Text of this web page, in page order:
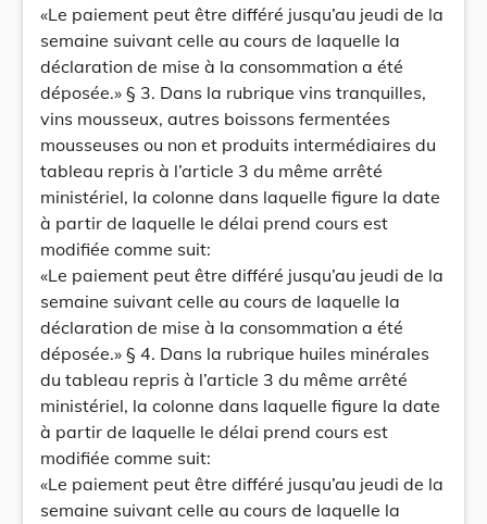
«Le paiement peut être différé jusqu’au jeudi de la
semaine suivant celle au cours de laquelle la
déclaration de mise à la consommation a été
déposée.» § 3. Dans la rubrique vins tranquilles,
vins mousseux, autres boissons fermentées
mousseuses ou non et produits intermédiaires du
tableau repris à l’article 3 du même arrêté
ministériel, la colonne dans laquelle figure la date
à partir de laquelle le délai prend cours est
modifiée comme suit:
«Le paiement peut être différé jusqu’au jeudi de la
semaine suivant celle au cours de laquelle la
déclaration de mise à la consommation a été
déposée.» § 4. Dans la rubrique huiles minérales
du tableau repris à l’article 3 du même arrêté
ministériel, la colonne dans laquelle figure la date
à partir de laquelle le délai prend cours est
modifiée comme suit:
«Le paiement peut être différé jusqu’au jeudi de la
semaine suivant celle au cours de laquelle la